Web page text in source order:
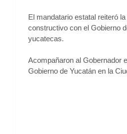
El mandatario estatal reiteró
constructivo con el Gobierno
yucatecas.
Acompañaron al Gobernador
Gobierno de Yucatán en la